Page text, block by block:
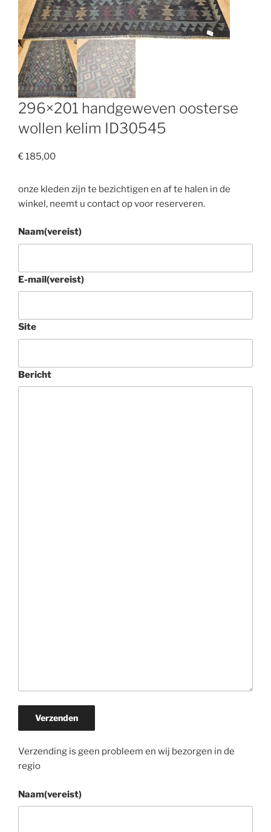
296×201 handgeweven oosterse
wollen kelim ID30545
€185,00
onze kleden zijn te bezichtigen en af te halen in de
winkel, neemt u contact op voor reserveren.
Naam(vereist)
E-mail(vereist)
Site
Bericht
Verzenden
Verzending is geen probleem en wij bezorgen in de
regio
Naam(vereist)